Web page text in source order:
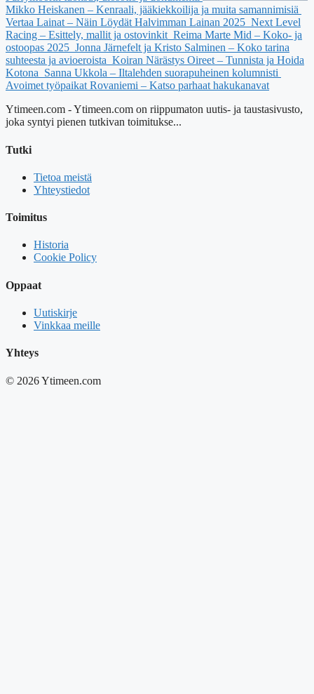
Mikko Heiskanen – Kenraali, jääkiekkoilija ja muita samannimisiä
Vertaa Lainat – Näin Löydät Halvimman Lainan 2025 Next Level
Racing – Esittely, mallit ja ostovinkit Reima Marte Mid – Koko- ja
ostoopas 2025 Jonna Järnefelt ja Kristo Salminen – Koko tarina
suhteesta ja avioeroista Koiran Närästys Oireet – Tunnista ja Hoida
Kotona Sanna Ukkola – Iltalehden suorapuheinen kolumnisti
Avoimet työpaikat Rovaniemi – Katso parhaat hakukanavat
Ytimeen.com - Ytimeen.com on riippumaton uutis- ja taustasivusto,
joka syntyi pienen tutkivan toimitukse...
Tutki
Tietoa meistä
Yhteystiedot
Toimitus
Historia
Cookie Policy
Oppaat
Uutiskirje
Vinkkaa meille
Yhteys
© 2026 Ytimeen.com